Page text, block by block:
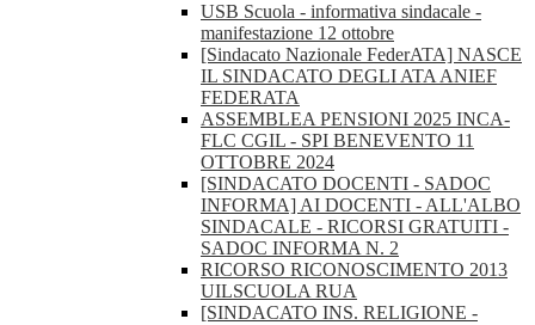
USB Scuola - informativa sindacale -
manifestazione 12 ottobre
[Sindacato Nazionale FederATA] NASCE
IL SINDACATO DEGLI ATA ANIEF
FEDERATA
ASSEMBLEA PENSIONI 2025 INCA-
FLC CGIL - SPI BENEVENTO 11
OTTOBRE 2024
[SINDACATO DOCENTI - SADOC
INFORMA] AI DOCENTI - ALL'ALBO
SINDACALE - RICORSI GRATUITI -
SADOC INFORMA N. 2
RICORSO RICONOSCIMENTO 2013
UILSCUOLA RUA
[SINDACATO INS. RELIGIONE -